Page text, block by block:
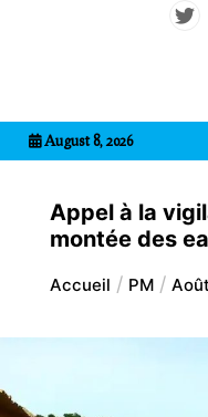
August 8, 2026
Appel à la
montée des
Accueil PM Août